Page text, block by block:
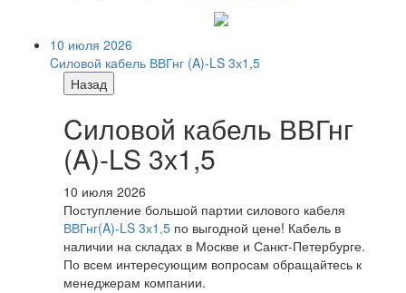
10 июля 2026
Cиловой кабель ВВГнг (A)-LS 3х1,5
Назад
Cиловой кабель ВВГнг
(A)-LS 3х1,5
10 июля 2026
Поступление большой партии силового кабеля
ВВГнг(A)-LS 3х1,5 по выгодной цене! Кабель в
наличии на складах в Москве и Санкт-Петербурге.
По всем интересующим вопросам обращайтесь к
менеджерам компании.